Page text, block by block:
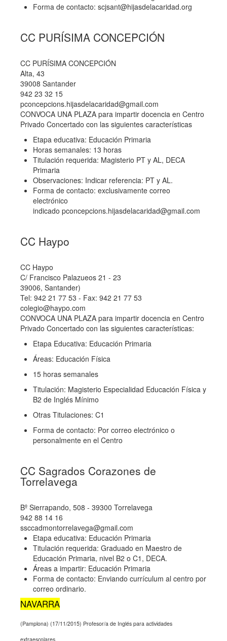
Forma de contacto: scjsant@hijasdelacaridad.org
CC PURÍSIMA CONCEPCIÓN
CC PURÍSIMA CONCEPCIÓN
Alta, 43
39008 Santander
942 23 32 15
pconcepcions.hijasdelacaridad@gmail.com
CONVOCA UNA PLAZA para impartir docencia en Centro
Privado Concertado con las siguientes características
Etapa educativa: Educación Primaria
Horas semanales: 13 horas
Titulación requerida: Magisterio PT y AL, DECA
Primaria
Observaciones: Indicar referencia: PT y AL.
Forma de contacto: exclusivamente correo
electrónico
indicado pconcepcions.hijasdelacaridad@gmail.com
CC Haypo
CC Haypo
C/ Francisco Palazueos 21 - 23
39006, Santander)
Tel: 942 21 77 53 - Fax: 942 21 77 53
colegio@haypo.com
CONVOCA UNA PLAZA para impartir docencia en Centro
Privado Concertado con las siguientes características:
Etapa Educativa: Educación Primaria
Áreas: Educación Física
15 horas semanales
Titulación: Magisterio Especialidad Educación Física y
B2 de Inglés Mínimo
Otras Titulaciones: C1
Forma de contacto: Por correo electrónico o
personalmente en el Centro
CC Sagrados Corazones de
Torrelavega
Bº Sierrapando, 508 - 39300 Torrelavega
942 88 14 16
ssccadmontorrelavega@gmail.com
Etapa educativa: Educación Primaria
Titulación requerida: Graduado en Maestro de
Educación Primaria, nivel B2 o C1, DECA.
Áreas a impartir: Educación Primaria
Forma de contacto: Enviando currículum al centro por
correo ordinario.
NAVARRA
(Pamplona) (17/11/2015) Profesor/a de Inglés para actividades
extraescolares